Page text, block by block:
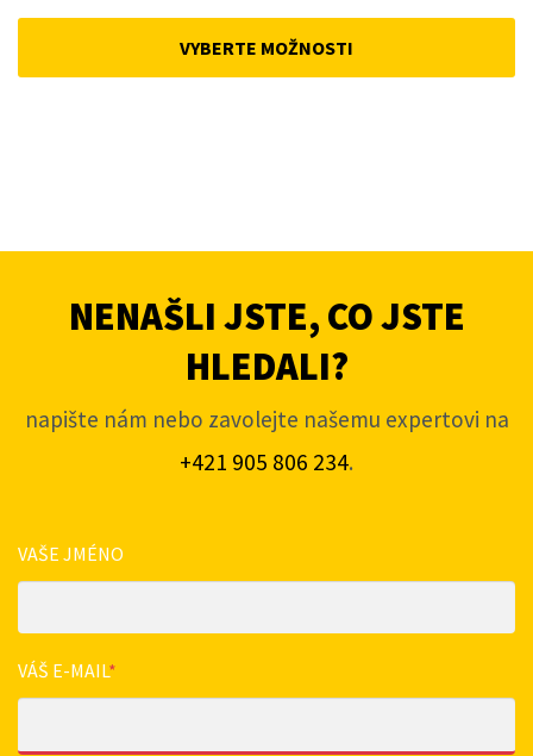
VYBERTE MOŽNOSTI
NENAŠLI JSTE, CO JSTE
HLEDALI?
napište nám nebo zavolejte našemu expertovi na
+421 905 806 234.
VAŠE JMÉNO
VÁŠ E-MAIL*